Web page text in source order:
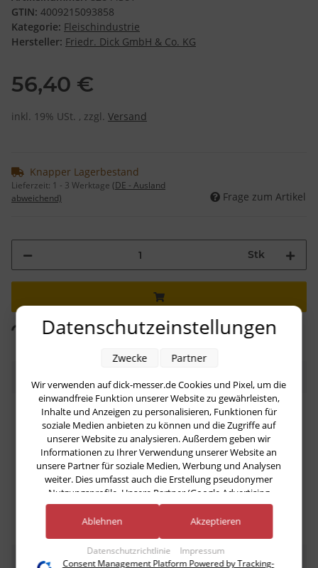
GTIN: 4009215093858
Kategorie: Fleischindustrie
Hersteller: Friedr. Dick GmbH & Co. KG
56,40 €
inkl. 19% USt. , zzgl. Versand
Knapper Lagerbestand
Lieferzeit: 1 - 3 Werktage (DE - Ausland
abweichend)
Frage zum Artikel
Stk
Komponenten werden geladen ...
Produkteigenschaft
Wert
Klingenform: Blockmesser
Klingenlänge: 36 cm
Bewertungen
Datenschutzeinstellungen
Wir verwenden auf dick-messer.de Cookies und Pixel, um die
einwandfreie Funktion unserer Website zu gewährleisten,
Inhalte und Anzeigen zu personalisieren, Funktionen für
soziale Medien anbieten zu können und die Zugriffe auf
unserer Website zu analysieren. Außerdem geben wir
Informationen zu Ihrer Verwendung unserer Website an
unsere Partner für soziale Medien, Werbung und Analysen
weiter. Dies umfasst auch die Erstellung pseudonymer
Nutzungsprofile. Unsere Partner (Google Advertising
Products) führen diese Informationen möglicherweise mit
weiteren Daten zusammen, die Sie ihnen bereitgestellt haben
im Rahmen Ihrer Nutzung der Dienste gesammelt haben
(bspw. Nutzungsdaten anderer Geräte). Ihre Einwilligung zur
Datenschutzrichtlinie Impressum
Zwecke Partner
Ablehnen Akzeptieren
Consent Management Platform Powered by Tracking-